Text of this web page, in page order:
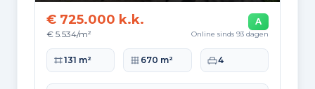
€ 725.000 k.k.
€ 5.534/m²
A
Online sinds 93 dagen
Woonoppervlakte
131 m² Perceeloppervlakte
670 m² Slaapkamers
4